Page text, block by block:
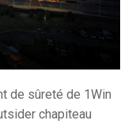
de sûreté de 1Win
chapiteau